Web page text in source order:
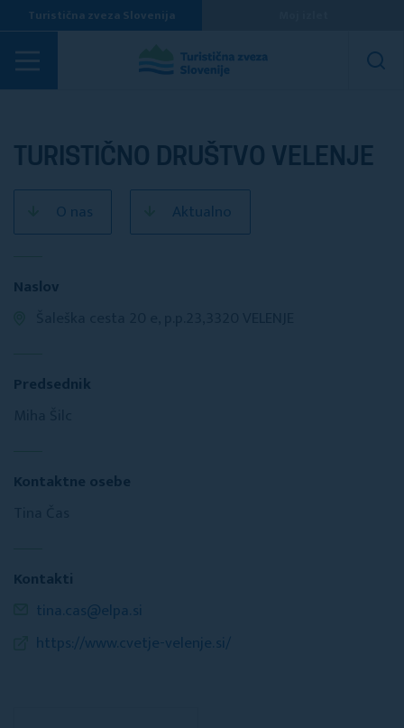
Turistična zveza Slovenija
Turistična društva
TURISTIČNO DRUŠTVO VELENJE
O nas Aktualno
Naslov
Predsednik
Kontaktne osebe
Kontakti
tina.cas@elpa.si
https://www.cvetje-velenje.si/